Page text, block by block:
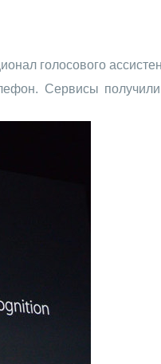
голосового
Сервисы